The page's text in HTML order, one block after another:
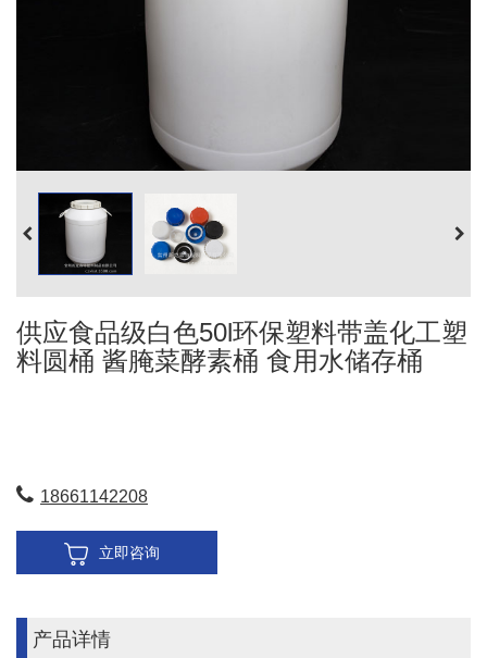
供应食品级白色50l环保塑料带盖化工塑
料圆桶 酱腌菜酵素桶 食用水储存桶
18661142208
立即咨询
产品详情